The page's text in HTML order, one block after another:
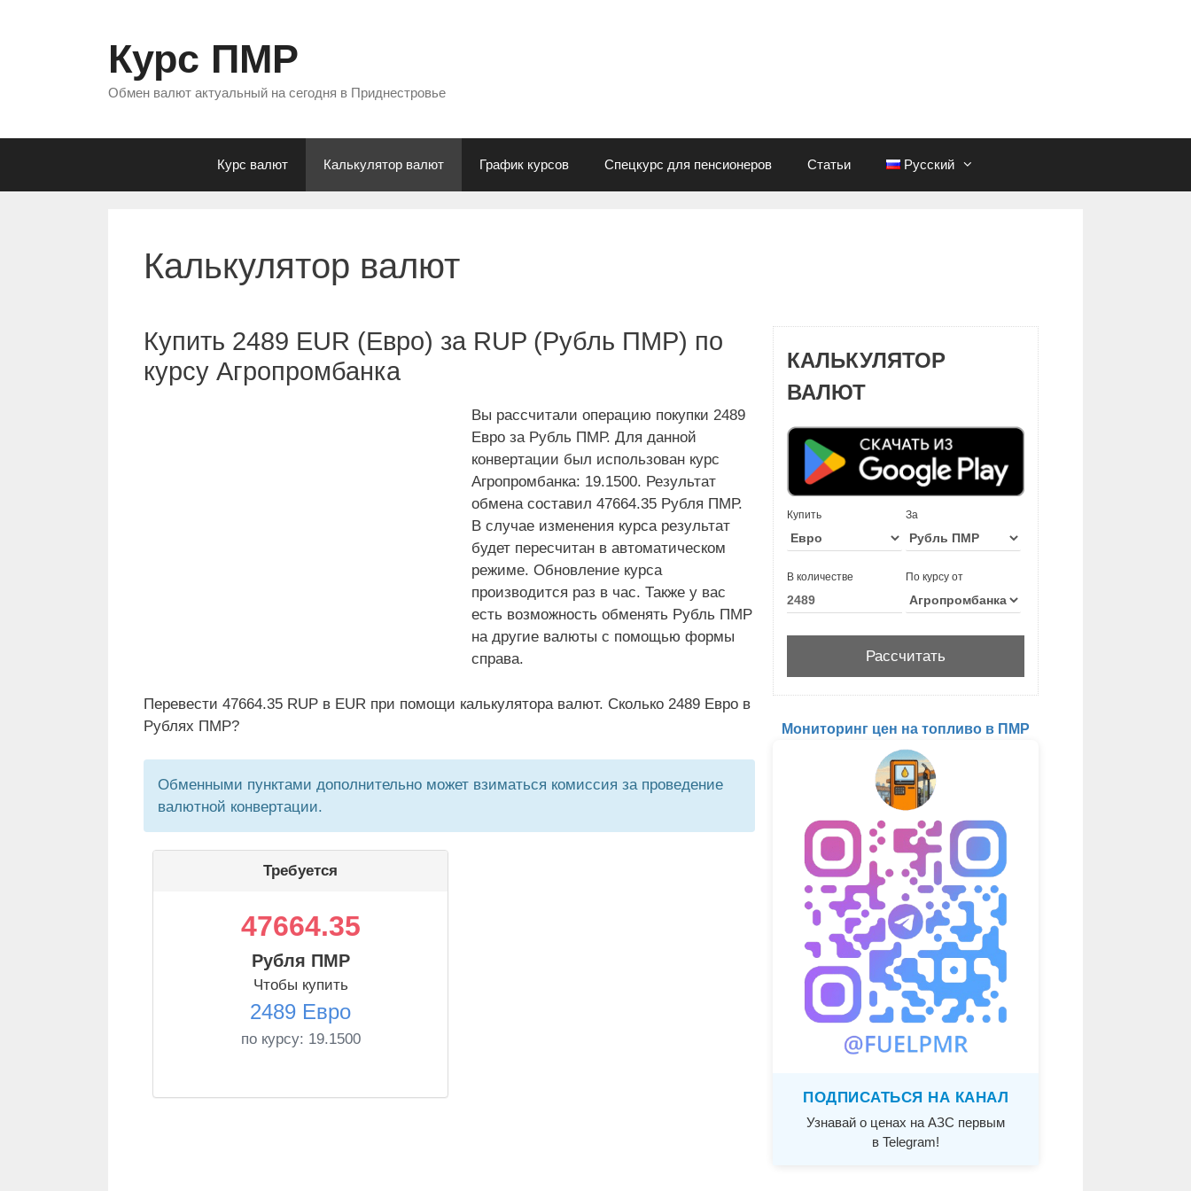
Курс ПМР
Обмен валют актуальный на сегодня в Приднестровье
Курс валют Калькулятор валют График курсов Спецкурс для пенсионеров Статьи Русский
Калькулятор валют
Купить 2489 EUR (Евро) за RUP (Рубль ПМР) по
курсу Агропромбанка
Вы рассчитали операцию покупки 2489
Евро за Рубль ПМР. Для данной
конвертации был использован курс
Агропромбанка: 19.1500. Результат
обмена составил 47664.35 Рубля ПМР.
В случае изменения курса результат
будет пересчитан в автоматическом
режиме. Обновление курса
производится раз в час. Также у вас
есть возможность обменять Рубль ПМР
на другие валюты с помощью формы
справа.
Перевести 47664.35 RUP в EUR при помощи калькулятора валют. Сколько 2489 Евро в
Рублях ПМР?
Обменными пунктами дополнительно может взиматься комиссия за проведение
валютной конвертации.
Требуется
47664.35
Рубля ПМР
Чтобы купить
2489 Евро
по курсу: 19.1500
КАЛЬКУЛЯТОР
ВАЛЮТ
Купить За
В количестве По курсу от
Мониторинг цен на топливо в ПМР
ПОДПИСАТЬСЯ НА КАНАЛ
Узнавай о ценах на АЗС первым
в Telegram!